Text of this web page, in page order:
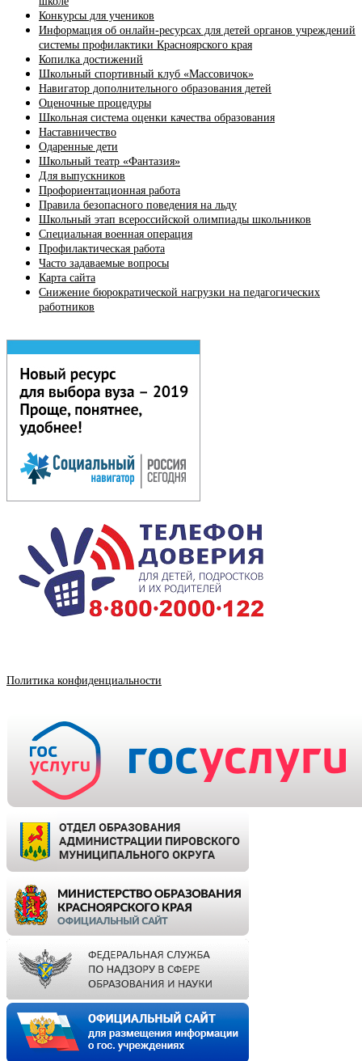
Конкурсы для учеников
Информация об онлайн-ресурсах для детей органов учреждений
системы профилактики Красноярского края
Копилка достижений
Школьный спортивный клуб «Массовичок»
Навигатор дополнительного образования детей
Оценочные процедуры
Школьная система оценки качества образования
Наставничество
Одаренные дети
Школьный театр «Фантазия»
Для выпускников
Профориентационная работа
Правила безопасного поведения на льду
Школьный этап всероссийской олимпиады школьников
Специальная военная операция
Профилактическая работа
Часто задаваемые вопросы
Карта сайта
Снижение бюрократической нагрузки на педагогических
работников
Политика конфиденциальности